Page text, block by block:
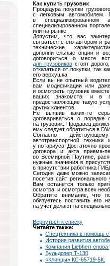
Как купить грузовик
Процедура покупки
с легковым автомобилем.
в
специализированном
или на рынке.
Допустим, что вас
связаться с его автором и
технические
дополнительные опции и
договориться о месте
для грузовиков стоят
отказаться от покупки, так
его верхушка.
Если вы не опытный
вам модификации или
и осмотреть грузовик
ваших знакомств, и в
предоставляющие такую
других клиентов.
Не выявив каких-то
договариваться о
на грузовик. Продавец
ему следует обратиться в
Согласно
автотранспортной
у нотариуса. Достаточно
договора и акта приема-
во Всемирной Паутине,
нужные значения в
в присутствии работника
Сегодня даже можно
посетив сайт
Вам останется только
осмотра, и осмотра всех
Обратите внимание, что
обязуетесь поставить его
на учет делают на
Вернуться к списку
Читайте также:
Спецтехника в помощь
История развития
Компания Liebherr снова
Бульдозер Т-130
«Клинцы» КС-65719-5К.